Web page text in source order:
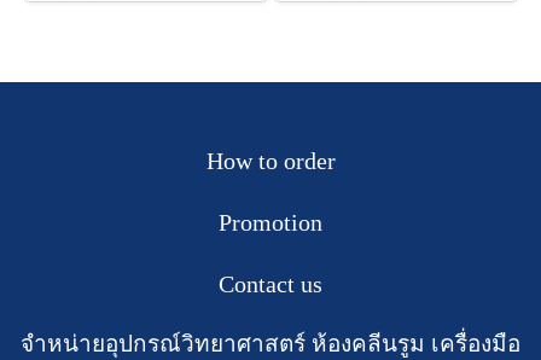
How to order
Promotion
Contact us
จำหน่ายอุปกรณ์วิทยาศาสตร์ ห้องคลีนรูม เครื่องมือ